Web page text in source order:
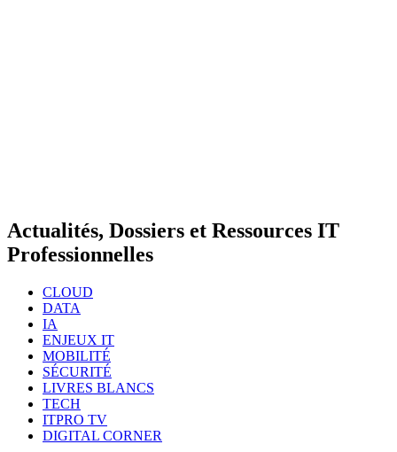
Actualités, Dossiers et Ressources IT
Professionnelles
CLOUD
DATA
IA
ENJEUX IT
MOBILITÉ
SÉCURITÉ
LIVRES BLANCS
TECH
ITPRO TV
DIGITAL CORNER